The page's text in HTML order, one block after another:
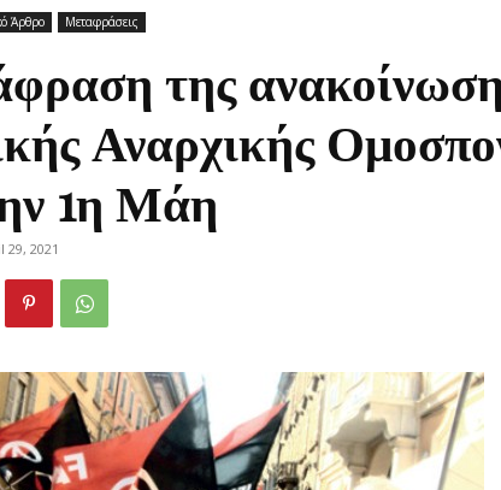
Πολιτική
Οργάνωση
Άρθρο Μεταφράσεις
της
Αναρχικής
1η Μάη
29, 2021